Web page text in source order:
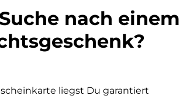
nach einem
liegst Du garantiert